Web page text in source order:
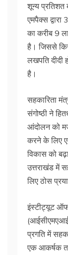
शून्य प्रतिशत
एमपैक्स
का करीब 9
है। जिससे
लखपति दीदी
है।
सहकारिता
संगोष्ठी ने
आंदोलन को
करने के लिए
विकास को
उत्तराखंड में
लिए ठोस
इंस्टीट्यूट
प्रगति में
एक आकर्षक